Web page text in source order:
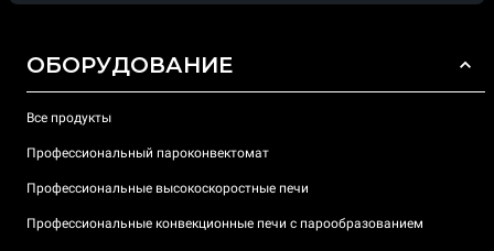
ОБОРУДОВАНИЕ
Все продукты
Профессиональный пароконвектомат
Профессиональные высокоскоростные печи
Профессиональные конвекционные печи с парообразованием